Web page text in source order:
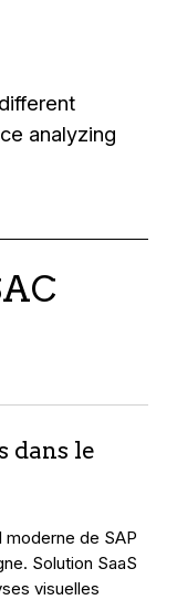
dans le
moderne de SAP
Solution SaaS
visuelles